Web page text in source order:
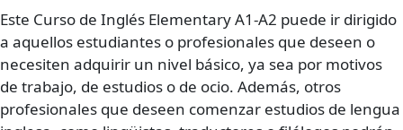
Este Curso de Inglés Elementary A1-A2 puede ir dirigido
a aquellos estudiantes o profesionales que deseen o
necesiten adquirir un nivel básico, ya sea por motivos
de trabajo, de estudios o de ocio. Además, otros
profesionales que deseen comenzar estudios de lengua